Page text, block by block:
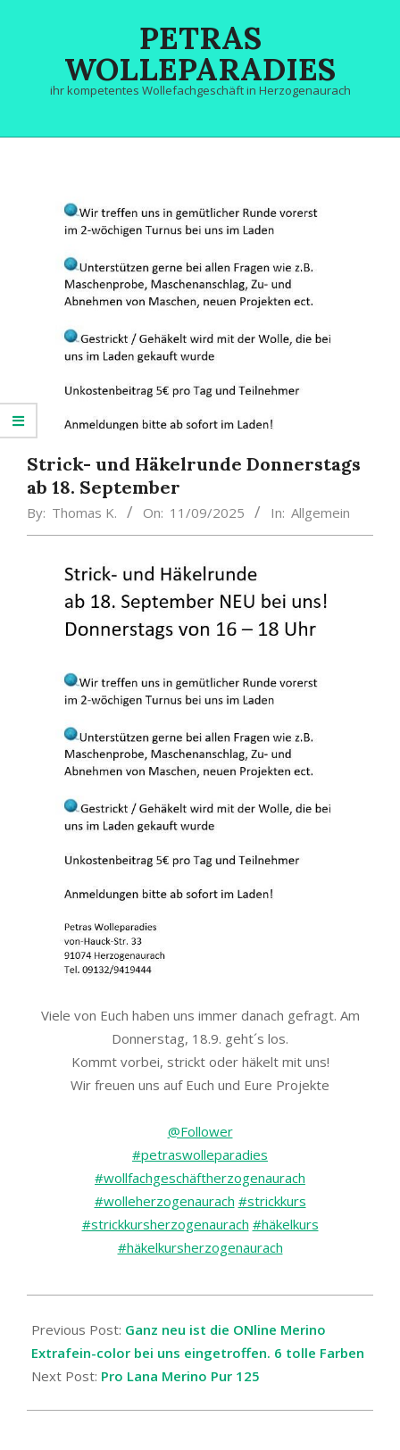
PETRAS
WOLLEPARADIES
ihr kompetentes Wollefachgeschäft in Herzogenaurach
Primary
Strick- und Häkelrunde Donnerstags
ab 18. September
By: Thomas K. On: 11/09/2025 In: Allgemein
Viele von Euch haben uns immer danach gefragt. Am
Donnerstag, 18.9. geht´s los.
Kommt vorbei, strickt oder häkelt mit uns!
Wir freuen uns auf Euch und Eure Projekte
@Follower
#petraswolleparadies
#wollfachgeschäftherzogenaurach
#wolleherzogenaurach #strickkurs
#strickkursherzogenaurach #häkelkurs
#häkelkursherzogenaurach
09-
11
Previous Post: Ganz neu ist die ONline Merino
Extrafein-color bei uns eingetroffen. 6 tolle Farben
Next Post: Pro Lana Merino Pur 125